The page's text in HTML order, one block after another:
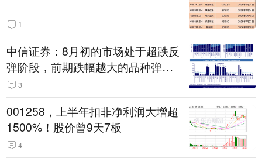
1
中信证券：8月初的市场处于超跌反
弹阶段，前期跌幅越大的品种弹性
越大
3
001258，上半年扣非净利润大增超
1500%！股价曾9天7板
4